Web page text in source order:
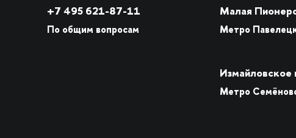
+7 495 621-87-11
По общим вопросам
Малая
Метро
Метро